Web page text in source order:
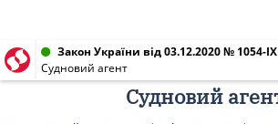
Закон України від 03.12.2020 № 1054-IX
Судновий агент